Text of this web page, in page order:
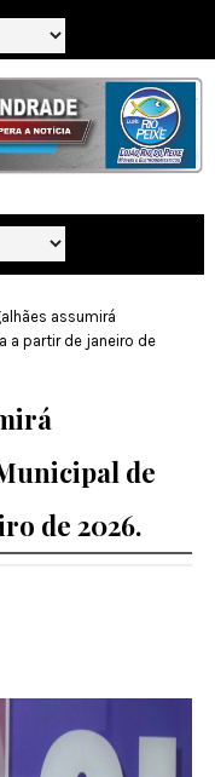
assumirá
a partir de janeiro de
de
de 2026.